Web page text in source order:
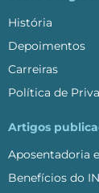
História
Depoimentos
Carreiras
Política de
Artigos
Aposentadoria
Benefícios do